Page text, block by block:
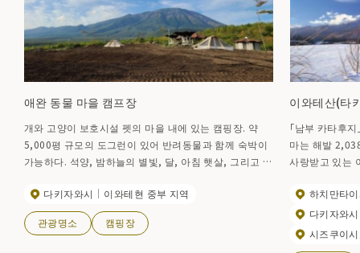
애완 동물 마을 캠프장
개와 고양이 보호시설 펫의 마을 내에 있는 캠핑장. 약
5,000평 규모의 도그런이 있어 반려동물과 함께 숙박이
가능하다. 석양, 밤하늘의 별빛, 달, 아침 햇살, 그리고 이
다. 정통 돌가마 피자 공방 'TSUMORI'가 병설되어 있어
정통 로마 피자도 즐길 수 있다. (주말 11:00~17:00 영
업)
다키자와시 이와테현 중부 지역
관광명소 캠핑장
이와테산(타
「남부 카타후
마는 해발
사랑받고 있는
상에서 바라
하치만타
다키자와시
시즈쿠이